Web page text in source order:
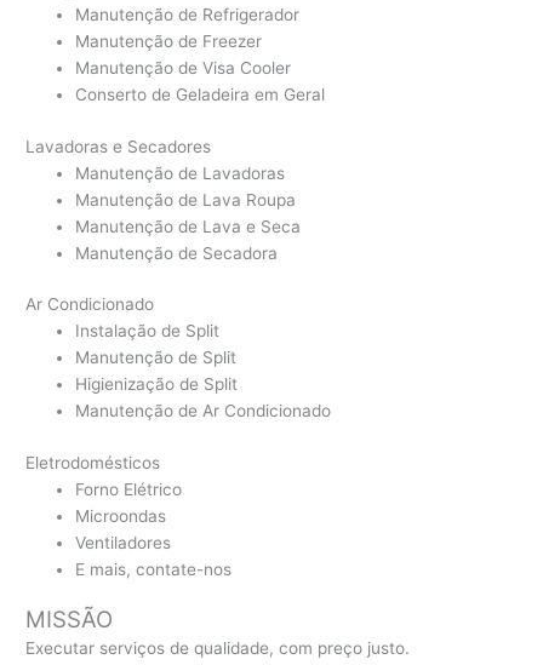
Manutenção de Refrigerador
Manutenção de Freezer
Manutenção de Visa Cooler
Conserto de Geladeira em Geral
Lavadoras e Secadores
Manutenção de Lavadoras
Manutenção de Lava Roupa
Manutenção de Lava e Seca
Manutenção de Secadora
Ar Condicionado
Instalação de Split
Manutenção de Split
Higienização de Split
Manutenção de Ar Condicionado
Eletrodomésticos
Forno Elétrico
Microondas
Ventiladores
E mais, contate-nos
MISSÃO
Executar serviços de qualidade, com preço justo.